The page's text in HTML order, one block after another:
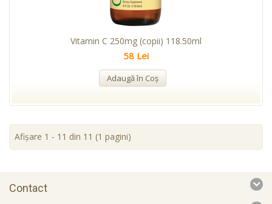
Vitamin C 250mg (copii) 118.50ml
58 Lei
Adaugă în Coş
Afişare 1 - 11 din 11 (1 pagini)
Contact